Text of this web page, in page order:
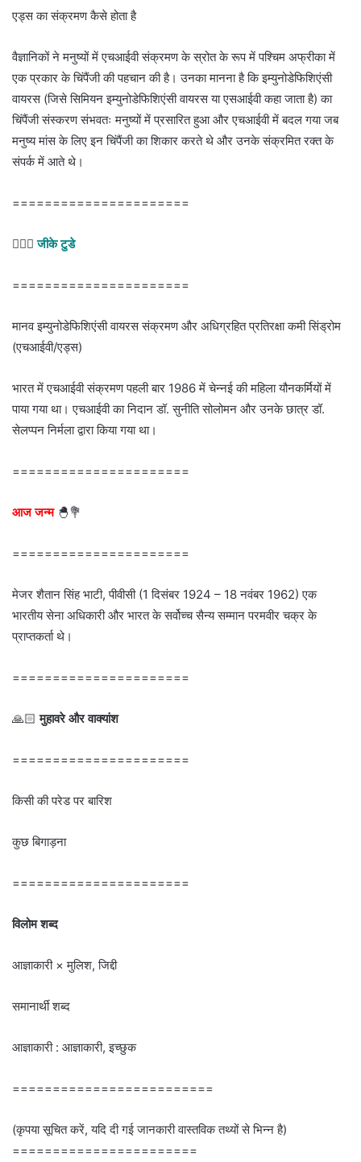
एड्स का संक्रमण कैसे होता है
वैज्ञानिकों ने मनुष्यों में एचआईवी संक्रमण के स्रोत के रूप में पश्चिम अफ्रीका में
एक प्रकार के चिंपैंजी की पहचान की है। उनका मानना है कि इम्युनोडेफिशिएंसी
वायरस (जिसे सिमियन इम्युनोडेफिशिएंसी वायरस या एसआईवी कहा जाता है) का
चिंपैंजी संस्करण संभवतः मनुष्यों में प्रसारित हुआ और एचआईवी में बदल गया जब
मनुष्य मांस के लिए इन चिंपैंजी का शिकार करते थे और उनके संक्रमित रक्त के
संपर्क में आते थे।
======================
💁🏻‍♂‍जीके टुडे
======================
मानव इम्युनोडेफिशिएंसी वायरस संक्रमण और अधिग्रहित प्रतिरक्षा कमी सिंड्रोम
(एचआईवी/एड्स)
भारत में एचआईवी संक्रमण पहली बार 1986 में चेन्नई की महिला यौनकर्मियों में
पाया गया था। एचआईवी का निदान डॉ. सुनीति सोलोमन और उनके छात्र डॉ.
सेलप्पन निर्मला द्वारा किया गया था।
======================
आज जन्म 🐣💐
======================
मेजर शैतान सिंह भाटी, पीवीसी (1 दिसंबर 1924 – 18 नवंबर 1962) एक
भारतीय सेना अधिकारी और भारत के सर्वोच्च सैन्य सम्मान परमवीर चक्र के
प्राप्तकर्ता थे।
======================
🙏🏻मुहावरे और वाक्यांश
======================
किसी की परेड पर बारिश
कुछ बिगाड़ना
======================
विलोम शब्द
आज्ञाकारी × मुलिश, जिद्दी
समानार्थी शब्द
आज्ञाकारी : आज्ञाकारी, इच्छुक
=========================
(कृपया सूचित करें, यदि दी गई जानकारी वास्तविक तथ्यों से भिन्न है)
=======================